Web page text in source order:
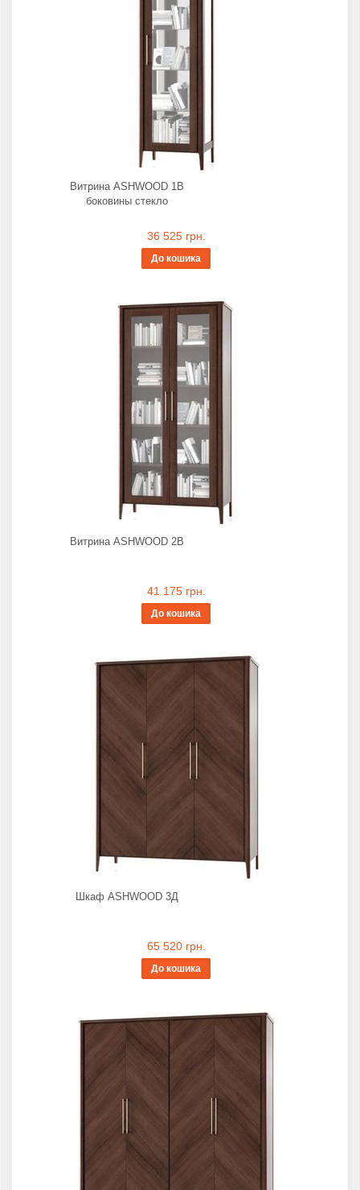
Витрина ASHWOOD 1В
боковины стекло
36 525 грн.
До кошика
Витрина ASHWOOD 2В
41 175 грн.
До кошика
Шкаф ASHWOOD 3Д
65 520 грн.
До кошика